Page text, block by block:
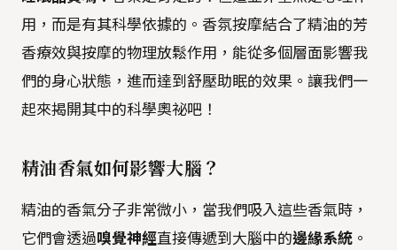
用，而是有其科學依據的。香氛按摩結合了精油的芳
香療效與按摩的物理放鬆作用，能從多個層面影響我
們的身心狀態，進而達到舒壓助眠的效果。讓我們一
起來揭開其中的科學奧祕吧！
精油香氣如何影響大腦？
精油的香氣分子非常微小，當我們吸入這些香氣時，
它們會透過嗅覺神經直接傳遞到大腦中的邊緣系統 。